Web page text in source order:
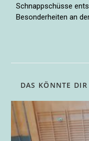
Schnappschüsse
Besonderheiten an
DAS KÖNNTE